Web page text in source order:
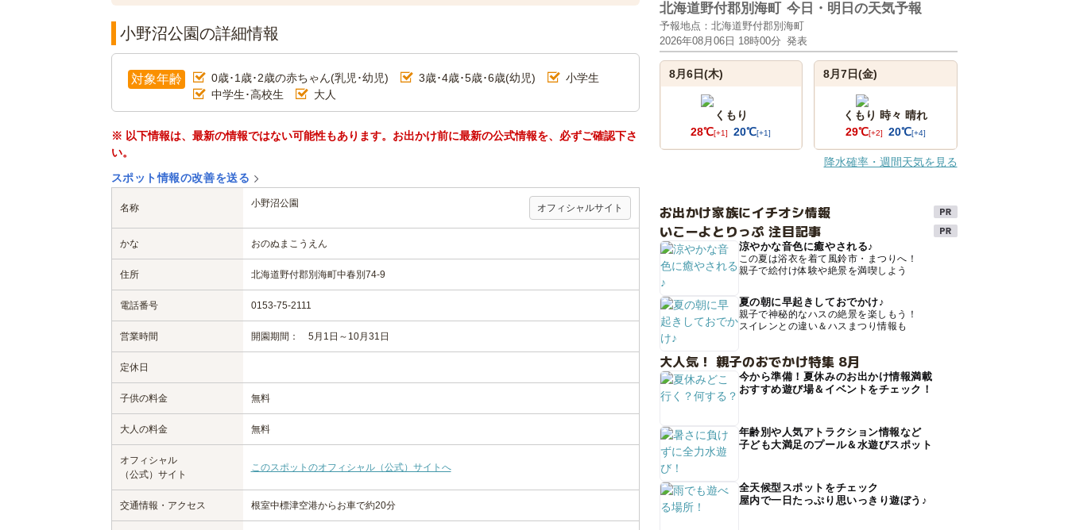
小野沼公園の詳細情報
対象年齢 0歳･1歳･2歳の赤ちゃん(乳児･幼児) 3歳･4歳･5歳･6歳(幼児)
小学生
中学生･高校生
大人
※ 以下情報は、最新の情報ではない可能性もあります。お出かけ前に最新の公式情報を、必ずご確認下さ
い。
スポット情報の改善を送る
名称 小野沼公園 オフィシャルサイト
かな おのぬまこうえん
住所 北海道野付郡別海町中春別74-9
電話番号 0153-75-2111
営業時間 開園期間： 5月1日～10月31日
定休日
子供の料金 無料
大人の料金 無料
オフィシャル
（公式）サイト
このスポットのオフィシャル（公式）サイトへ
交通情報・アクセス 根室中標津空港からお車で約20分
北海道野付郡別海町 今日・明日の天気予報
予報地点：北海道野付郡別海町
2026年08月06日 18時00分 発表
8月6日(木)
くもり
28℃[+1] 20℃[+1]
8月7日(金)
くもり 時々 晴れ
29℃[+2] 20℃[+4]
降水確率・週間天気を見る
お出かけ家族にイチオシ情報
いこーよとりっぷ 注目記事
涼やかな音色に癒やされる♪
この夏は浴衣を着て風鈴市・まつりへ！
親子で絵付け体験や絶景を満喫しよう
夏の朝に早起きしておでかけ♪
親子で神秘的なハスの絶景を楽しもう！
スイレンとの違い＆ハスまつり情報も
大人気！ 親子のおでかけ特集 8月
今から準備！夏休みのお出かけ情報満載
おすすめ遊び場＆イベントをチェック！
年齢別や人気アトラクション情報など
子ども大満足のプール＆水遊びスポット
全天候型スポットをチェック
屋内で一日たっぷり思いっきり遊ぼう♪